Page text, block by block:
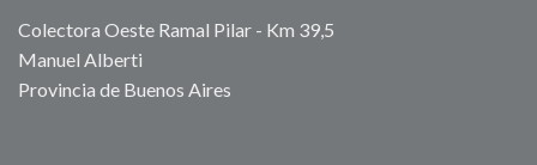
Colectora Oeste Ramal Pilar - Km 39,5
Manuel Alberti
Provincia de Buenos Aires